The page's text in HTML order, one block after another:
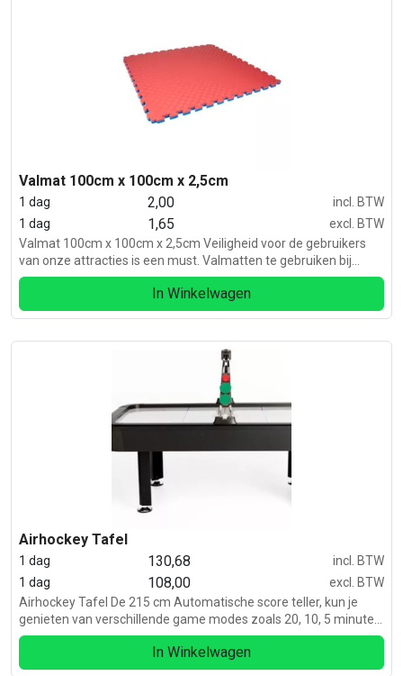
Valmat 100cm x 100cm x 2,5cm
1 dag 2,00
incl. BTW
1 dag
1,65
excl. BTW
Valmat 100cm x 100cm x 2,5cm Veiligheid voor de gebruikers
van onze attracties is een must. Valmatten te gebruiken bij
luchtkussen, stormbanen etc.
In Winkelwagen
Airhockey Tafel
1 dag 130,68
incl. BTW
1 dag
108,00
excl. BTW
Airhockey Tafel De 215 cm Automatische score teller, kun je
genieten van verschillende game modes zoals 20, 10, 5 minuten
of per score. En het beste van alles? Gewoon aansluiten op de
In Winkelwagen